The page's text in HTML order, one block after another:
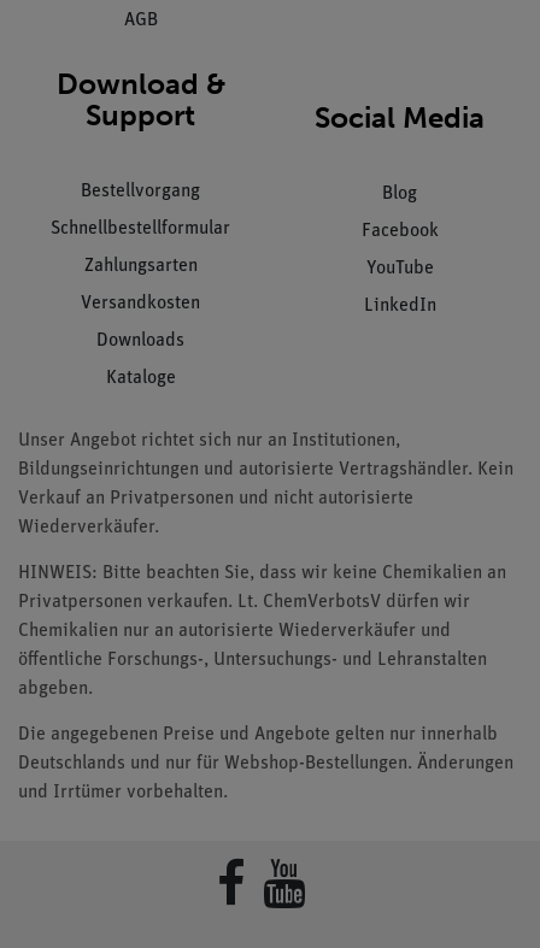
AGB
Download &
Support
Bestellvorgang
Schnellbestellformular
Zahlungsarten
Versandkosten
Downloads
Kataloge
Social Media
Blog
Facebook
YouTube
LinkedIn
Unser Angebot richtet sich nur an Institutionen,
Bildungseinrichtungen und autorisierte Vertragshändler. Kein
Verkauf an Privatpersonen und nicht autorisierte
Wiederverkäufer.
HINWEIS: Bitte beachten Sie, dass wir keine Chemikalien an
Privatpersonen verkaufen. Lt. ChemVerbotsV dürfen wir
Chemikalien nur an autorisierte Wiederverkäufer und
öffentliche Forschungs-, Untersuchungs- und Lehranstalten
abgeben.
Die angegebenen Preise und Angebote gelten nur innerhalb
Deutschlands und nur für Webshop-Bestellungen. Änderungen
und Irrtümer vorbehalten.